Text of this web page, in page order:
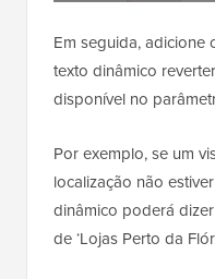
Em seguida,
texto dinâmico
disponível no
Por exemplo, se um
localização não
dinâmico poderá dizer
de ‘Lojas Perto da